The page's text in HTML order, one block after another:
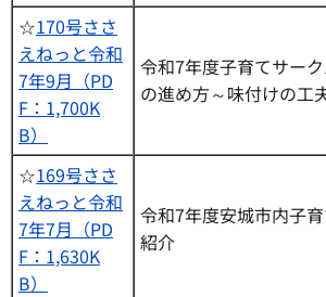
☆170号ささ
えねっと令和
7年9月（PD
F：1,700K
B）
令和7年度子育てサー
の進め方～味付けの工
☆169号ささ
えねっと令和
7年7月（PD
F：1,630K
B）
令和7年度安城市内子
紹介